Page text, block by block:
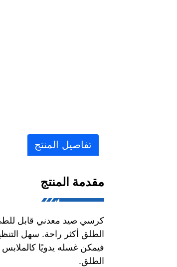
تفاصيل المنتج
مقدمة المنتج
كرسي صيد معدني قابل للطي،
الطلق أكثر راحة. سهل
فيمكن غسله يدويًا كالملابس
الطلق.